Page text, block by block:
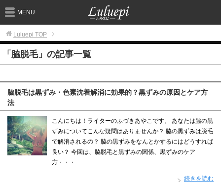
MENU
Luluepi TOP
「脇脱毛」の記事一覧
脇脱毛は黒ずみ・色素沈着解消に効果的？黒ずみの原因とケア方
法
こんにちは！ライターのふづきあやこです。 あなたは脇の黒
ずみについてこんな疑問はありませんか？ 脇の黒ずみは脱毛
で解消されるの？ 脇の黒ずみをなんとかするにはどうすれば
良い？ 今回は、脇脱毛と黒ずみの関係、黒ずみのケア
方・・・
続きを読む